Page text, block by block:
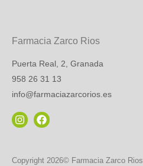
Farmacia Zarco Rios
Puerta Real, 2, Granada
958 26 31 13
info@farmaciazarcorios.es
Copyright 2026© Farmacia Zarco Rios